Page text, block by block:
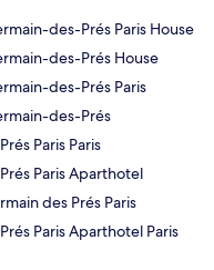
des-Prés Paris House
des-Prés House
des-Prés Paris
des-Prés
Paris Paris
Paris Aparthotel
des Prés Paris
Paris Aparthotel Paris